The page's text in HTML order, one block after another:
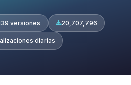
versiones 20,707,796
diarias